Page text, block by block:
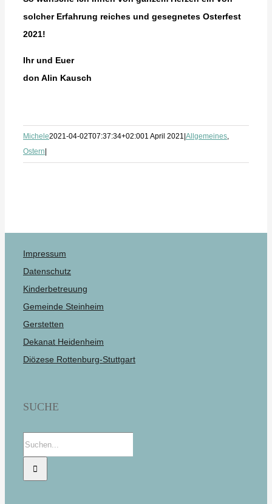
solcher Erfahrung reiches und gesegnetes Osterfest
2021!
Ihr und Euer
don Alin Kausch
Michele2021-04-02T07:37:34+02:001 April 2021 Allgemeines,
Ostern
Impressum
Datenschutz
Kinderbetreuung
Gemeinde Steinheim
Gerstetten
Dekanat Heidenheim
Diözese Rottenburg-Stuttgart
SUCHE
Suche
nach: